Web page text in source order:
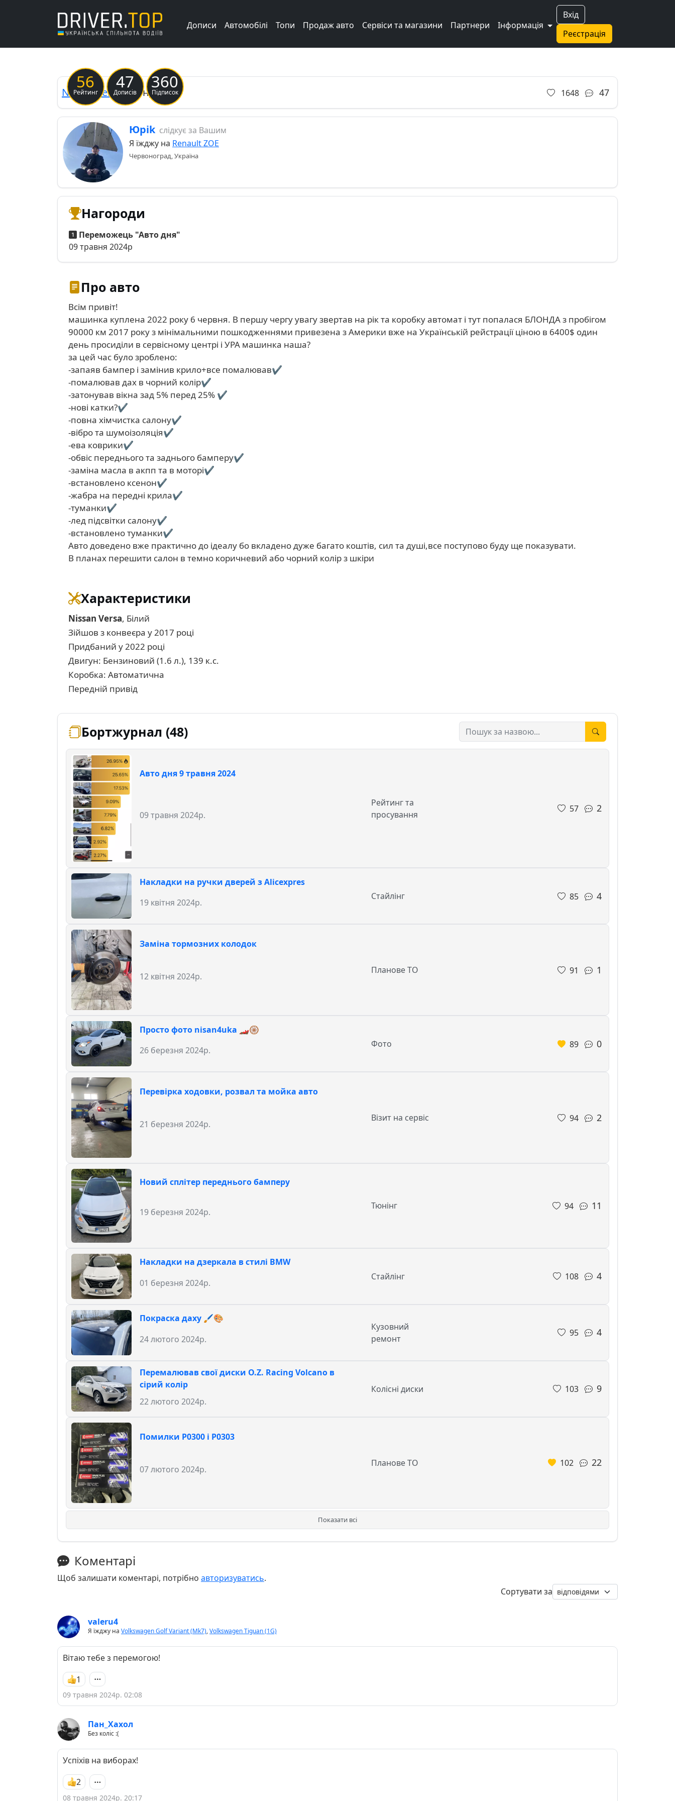
Вхід
Реєстрація
Дописи Автомобілі Топи Продаж авто Сервіси та магазини Партнери Інформація
56
Рейтинг
47
Дописів
360
Підписок
Previous
NissanVersaБлонда🇺🇦 1648 47
Юріk слідкує за Вашим
Я їжджу на Renault ZOE
Червоноград, Україна
Нагороди
Переможець "Авто дня"
09 травня 2024р
Про авто
Всім привіт!
машинка куплена 2022 року 6 червня. В першу чергу увагу звертав на рік та коробку автомат і тут попалася БЛОНДА з пробігом
90000 км 2017 року з мінімальними пошкодженнями привезена з Америки вже на Українській рейстрації ціною в 6400$ один
день просиділи в сервісному центрі і УРА машинка наша?
за цей час було зроблено:
-запаяв бампер і замінив крило+все помалював✔️
-помалював дах в чорний колір✔️
-затонував вікна зад 5% перед 25% ✔️
-нові катки?✔️
-повна хімчистка салону✔️
-вібро та шумоізоляція✔️
-ева коврики✔️
-обвіс переднього та заднього бамперу✔️
-заміна масла в акпп та в моторі✔️
-встановлено ксенон✔️
-жабра на передні крила✔️
-туманки✔️
-лед підсвітки салону✔️
-встановлено туманки✔️
Авто доведено вже практично до ідеалу бо вкладено дуже багато коштів, сил та душі,все поступово буду ще показувати.
В планах перешити салон в темно коричневий або чорний колір з шкіри
Характеристики
Nissan Versa, Білий
Зійшов з конвеєра у 2017 році
Придбаний у 2022 році
Двигун: Бензиновий (1.6 л.), 139 к.с.
Коробка: Автоматична
Передній привід
Бортжурнал (48)
Авто дня 9 травня 2024
09 травня 2024р.
Рейтинг та
просування
57 2
Накладки на ручки дверей з Alicexpres
19 квітня 2024р.
Стайлінг 85 4
Заміна тормозних колодок
12 квітня 2024р.
Планове ТО 91 1
Просто фото nisan4uka 🏎️🛞
26 березня 2024р.
Фото 89 0
Перевірка ходовки, розвал та мойка авто
21 березня 2024р.
Візит на сервіс 94 2
Новий сплітер переднього бамперу
19 березня 2024р.
Тюнінг 94 11
Накладки на дзеркала в стилі BMW
01 березня 2024р.
Стайлінг 108 4
Покраска даху 🖌️🎨
24 лютого 2024р.
Кузовний
ремонт
95 4
Перемалював свої диски O.Z. Racing Volcano в
сірий колір
22 лютого 2024р.
Колісні диски 103 9
Помилки Р0300 і Р0303
07 лютого 2024р.
Планове ТО 102 22
Показати всі
Коментарі
Щоб залишати коментарі, потрібно авторизуватись.
Сортувати за
valeru4
Я їжджу на Volkswagen Golf Variant (Mk7),Volkswagen Tiguan (1G)
Вітаю тебе з перемогою!
1
09 травня 2024р. 02:08
Пан_Хахол
Без коліс :(
Успіхів на виборах!
2
08 травня 2024р. 20:17